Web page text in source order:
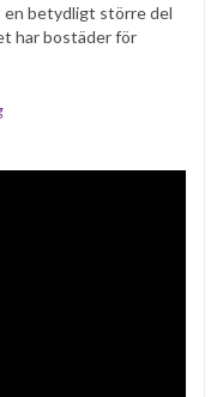
en betydligt större del
har bostäder för